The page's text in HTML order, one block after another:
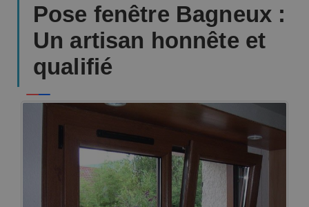
Pose fenêtre Bagneux :
Un artisan honnête et
qualifié